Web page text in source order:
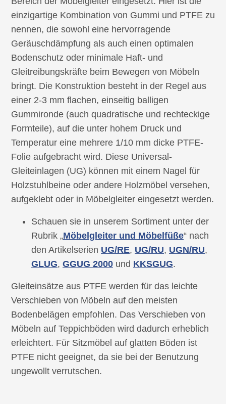
einzigartige Kombination von Gummi und PTFE zu
nennen, die sowohl eine hervorragende
Geräuschdämpfung als auch einen optimalen
Bodenschutz oder minimale Haft- und
Gleitreibungskräfte beim Bewegen von Möbeln
bringt. Die Konstruktion besteht in der Regel aus
einer 2-3 mm flachen, einseitig balligen
Gummironde (auch quadratische und rechteckige
Formteile), auf die unter hohem Druck und
Temperatur eine mehrere 1/10 mm dicke PTFE-
Folie aufgebracht wird. Diese Universal-
Gleiteinlagen (UG) können mit einem Nagel für
Holzstuhlbeine oder andere Holzmöbel versehen,
aufgeklebt oder in Möbelgleiter eingesetzt werden.
Schauen sie in unserem Sortiment unter der
Rubrik „Möbelgleiter und Möbelfüße“ nach
den Artikelserien UG/RE, UG/RU, UGN/RU,
GLUG, GGUG 2000 und KKSGUG.
Gleiteinsätze aus PTFE werden für das leichte
Verschieben von Möbeln auf den meisten
Bodenbelägen empfohlen. Das Verschieben von
Möbeln auf Teppichböden wird dadurch erheblich
erleichtert. Für Sitzmöbel auf glatten Böden ist
PTFE nicht geeignet, da sie bei der Benutzung
ungewollt verrutschen.